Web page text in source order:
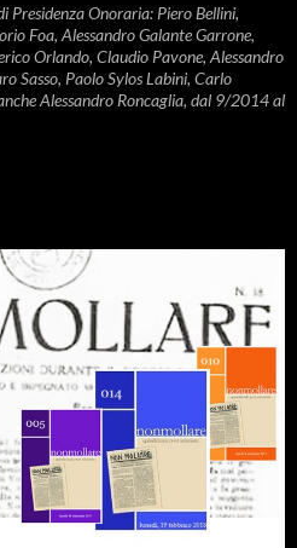
Onoraria: Piero Bellini,
Foa, Alessandro Galante Garrone,
Orlando, Claudio Pavone, Alessandro
Sasso, Paolo Sylos Labini, Carlo
Alessandro Roncaglia, dal 9/2014 al